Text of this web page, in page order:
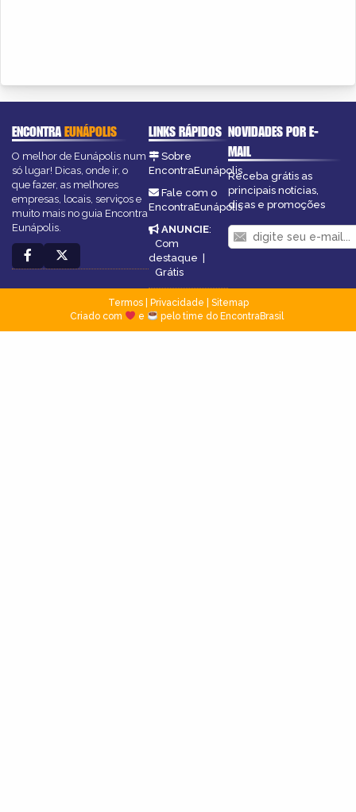
ENCONTRAEUNÁPOLIS
O melhor de Eunápolis num
só lugar! Dicas, onde ir, o
que fazer, as melhores
empresas, locais, serviços e
muito mais no guia Encontra
Eunápolis.
LINKS RÁPIDOS
Sobre
EncontraEunápolis
Fale com o
EncontraEunápolis
ANUNCIE:
Com
destaque |
Grátis
NOVIDADES POR E-
MAIL
Receba grátis as
principais notícias,
dicas e promoções
Termos| Privacidade
Sitemap
Criado com
e pelo time do EncontraBrasil